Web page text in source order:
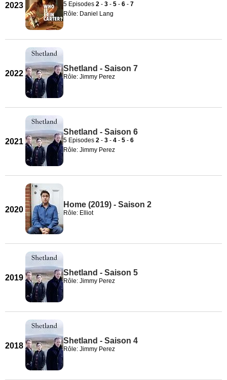
2023 5 Episodes 2 - 3 - 5 - 6 - 7
Rôle: Daniel Lang
2022
Shetland - Saison 7
Rôle: Jimmy Perez
2021
Shetland - Saison 6
5 Episodes 2 - 3 - 4 - 5 - 6
Rôle: Jimmy Perez
2020
Home (2019) - Saison 2
Rôle: Elliot
2019
Shetland - Saison 5
Rôle: Jimmy Perez
2018
Shetland - Saison 4
Rôle: Jimmy Perez